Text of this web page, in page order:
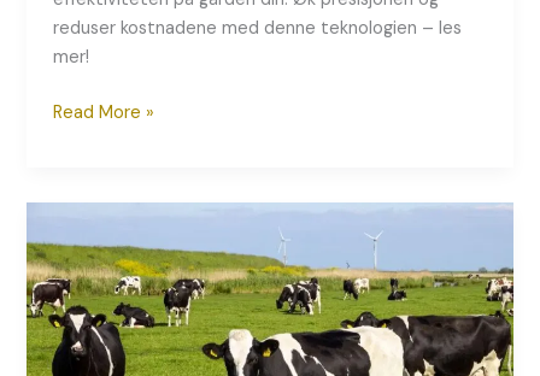
reduser kostnadene med denne teknologien – les
mer!
Read More »
på
Gården:
Slik
Reduserer
Du